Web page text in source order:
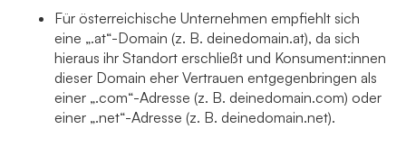
Für österreichische Unternehmen empfiehlt sich
eine „.at“-Domain (z. B. deinedomain.at), da sich
hieraus ihr Standort erschließt und Konsument:innen
dieser Domain eher Vertrauen entgegenbringen als
einer „.com“-Adresse (z. B. deinedomain.com) oder
einer „.net“-Adresse (z. B. deinedomain.net).